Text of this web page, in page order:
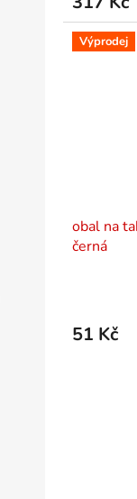
Výprodej
obal na
černá
51 Kč